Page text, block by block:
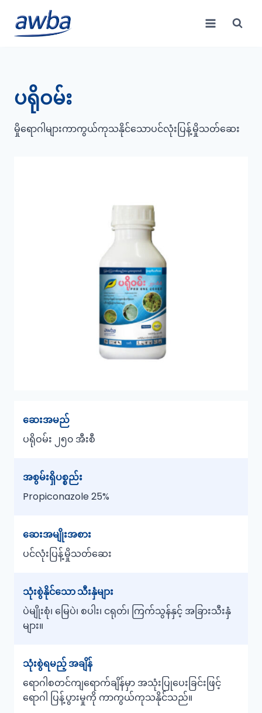
content
ပရိုဝမ်း
မှိုရောဂါများကာကွယ်ကုသနိုင်သောပင်လုံးပြန့်မှိုသတ်ဆေး
ဆေးအမည်
ပရိုဝမ်း ၂၅၀ အီးစီ
အစွမ်းရှိပစ္စည်း
Propiconazole 25%
ဆေးအမျိုးအစား
ပင်လုံးပြန့်မှိုသတ်ဆေး
သုံးစွဲနိုင်သော သီးနှံများ
ပဲမျိုးစုံ၊ မြေပဲ၊ စပါး၊ ငရုတ်၊ ကြက်သွန်နှင့် အခြားသီးနှံ
များ။
သုံးစွဲရမည့် အချိန်
ရောဂါစတင်ကျရောက်ချိန်မှာ အသုံးပြုပေးခြင်းဖြင့်
ရောဂါ ပြန့်ပွားမှုကို ကာကွယ်ကုသနိုင်သည်။